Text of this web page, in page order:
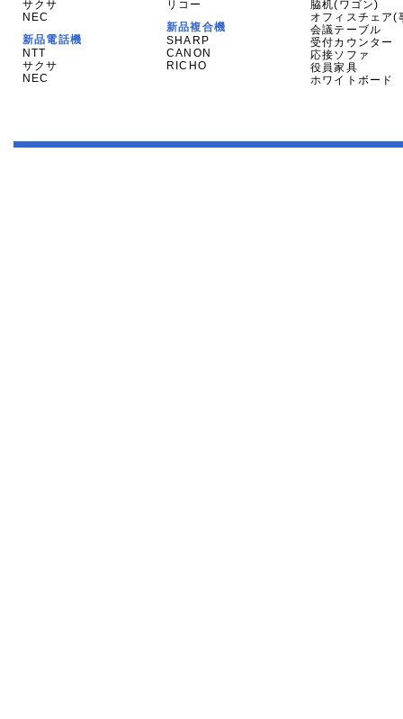
サクサ
NEC
新品電話機
NTT
サクサ
NEC
リコー
新品複合機
SHARP
CANON
RICHO
脇机(ワゴン)
オフィスチェア(
会議テーブル
受付カウンター
応接ソファ
役員家具
ホワイトボード